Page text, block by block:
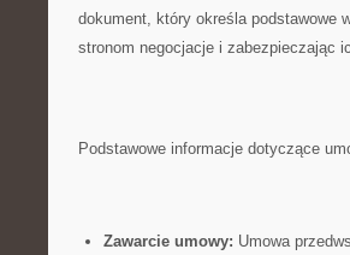
dokument, który określa ⁣podstawowe
⁤stronom negocjacje i zabezpieczając⁣
Podstawowe informacje dotyczące
Zawarcie umowy: ​Umowa‍